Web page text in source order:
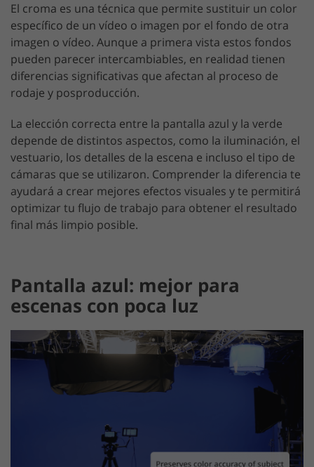
El croma es una técnica que permite sustituir un color
específico de un vídeo o imagen por el fondo de otra
imagen o vídeo. Aunque a primera vista estos fondos
pueden parecer intercambiables, en realidad tienen
diferencias significativas que afectan al proceso de
rodaje y posproducción.
La elección correcta entre la pantalla azul y la verde
depende de distintos aspectos, como la iluminación, el
vestuario, los detalles de la escena e incluso el tipo de
cámaras que se utilizaron. Comprender la diferencia te
ayudará a crear mejores efectos visuales y te permitirá
optimizar tu flujo de trabajo para obtener el resultado
final más limpio posible.
Pantalla azul: mejor para
escenas con poca luz